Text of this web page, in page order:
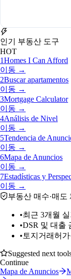
인기 부동산 도구
HOT
1Homes I Can Afford
이동 →
2Buscar apartamentos
이동 →
3Mortgage Calculator
이동 →
4Análisis de Nivel
이동 →
5Tendencia de
이동 →
6Mapa de Anuncios
이동 →
7Estadísticas y
이동 →
부동산 매수·매도
•최근 3개월
•DSR 및 대출
• 토지거래허
Suggested next
Continue
Mapa de Anuncios